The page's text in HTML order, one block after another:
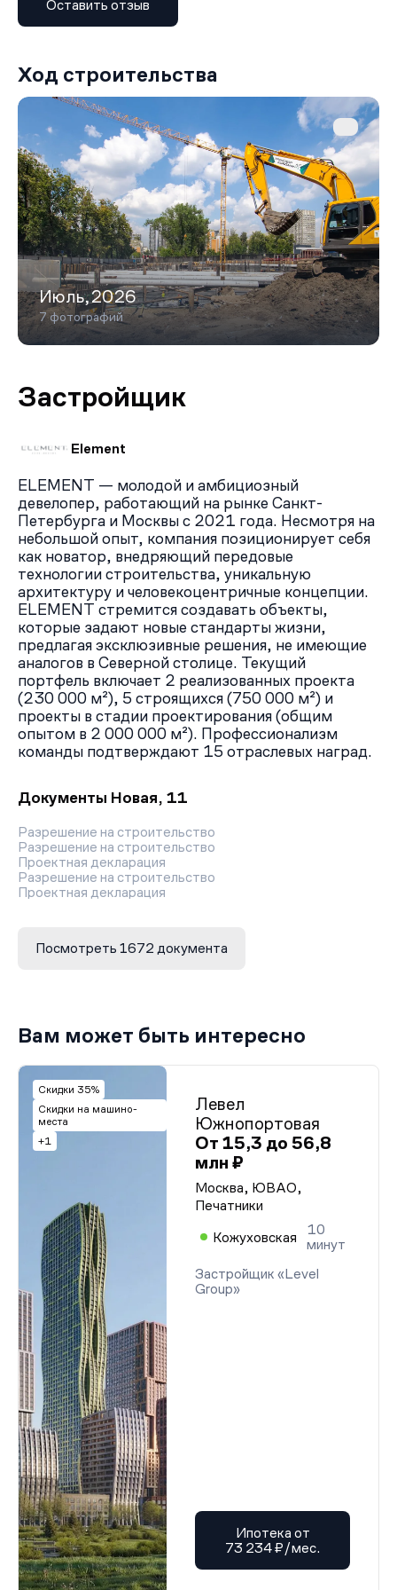
кладовые помещения в паркинге и на втором этаже
проекта;
карте.
Территория благоустроена по принципу «двор без
машин». Здесь расположены сад-лабиринт, прогулочная
галерея с цветочными композициями, зона с игровым
комплексом, авторский арт-объект, а также
отдельные площадки для спорта и выгула питомцев.
Безопасность обеспечивают системы
видеонаблюдения и контроля доступа.
Транспортная доступность: пешком до станции метро
«Электрозаводская» (Большая кольцевая и Арбатско-
Покровская линии) можно дойти за 16 минут, до
«Бауманской» — за 20 минут. Для автовладельцев
важна близость к ключевым магистралям: до Яузской
набережной можно доехать за 1 минуту.
Локация сочетает престижность района и развитую
современного искусства, арт-кластеры, исторические
усадьбы, парковые зоны, торговые центры и другие
Оставить отзыв
Ход строительства
Июль,2026
7 фотографий
Застройщик
Element
ELEMENT — молодой и амбициозный
девелопер, работающий на рынке Санкт-
Петербурга и Москвы с 2021 года. Несмотря на
небольшой опыт, компания позиционирует себя
как новатор, внедряющий передовые
технологии строительства, уникальную
архитектуру и человекоцентричные концепции.
ELEMENT стремится создавать объекты,
которые задают новые стандарты жизни,
предлагая эксклюзивные решения, не имеющие
аналогов в Северной столице. Текущий
портфель включает 2 реализованных проекта
(230 000 м²), 5 строящихся (750 000 м²) и
проекты в стадии проектирования (общим
опытом в 2 000 000 м²). Профессионализм
команды подтверждают 15 отраслевых наград.
Документы Новая, 11
Разрешение на строительство
Разрешение на строительство
Проектная декларация
Разрешение на строительство
Проектная декларация
Разрешение на строительство
Разрешение на строительство
Разрешение на строительство
Разрешение на строительство
Разрешение на строительство
Разрешение на строительство
Разрешение на строительство
Разрешение на строительство
Разрешение на строительство
Разрешение на строительство
Разрешение на строительство
Разрешение на строительство
Разрешение на строительство
Разрешение на строительство
Разрешение на строительство
Разрешение на строительство
Разрешение на строительство
Разрешение на строительство
Разрешение на строительство
Разрешение на строительство
Разрешение на строительство
Разрешение на строительство
Разрешение на строительство
Разрешение на строительство
Разрешение на строительство
Разрешение на строительство
Разрешение на строительство
Разрешение на строительство
Разрешение на строительство
Разрешение на строительство
Разрешение на строительство
Разрешение на строительство
Разрешение на строительство
Разрешение на строительство
Разрешение на строительство
Разрешение на строительство
Разрешение на строительство
Посмотреть 1672 документа
Вам может быть интересно
Скидки 35%
Скидки на машино-
места
+1
Левел
Южнопортовая
От 15,3 до 56,8
млн ₽
Москва, ЮВАО,
Печатники
Кожуховская
10
минут
Застройщик «Level
Group»
Ипотека от
73 234 ₽/мес.